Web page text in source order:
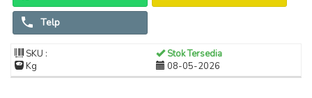
Telp
SKU :
Stok Tersedia
Kg
08-05-2026